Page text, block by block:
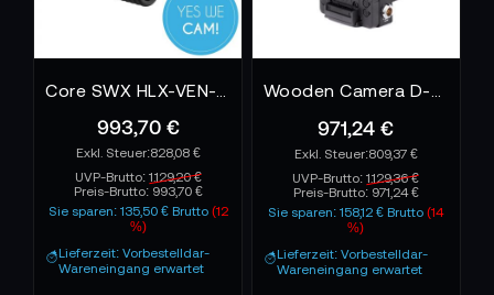
993,70 €
828,08 €
UVP-Brutto: 1.129,20 €
Preis-Brutto: 993,70 €
Sie sparen: 135,50 € Brutto (12
%)
Lieferzeit: Vorbestelldar-
Wareneingang erwartet
971,24 €
809,37 €
UVP-Brutto:1.129,36 €
Preis-Brutto: 971,24 €
Sie sparen: 158,12 € Brutto(14
%)
Lieferzeit: Vorbestelldar-
Wareneingang erwartet